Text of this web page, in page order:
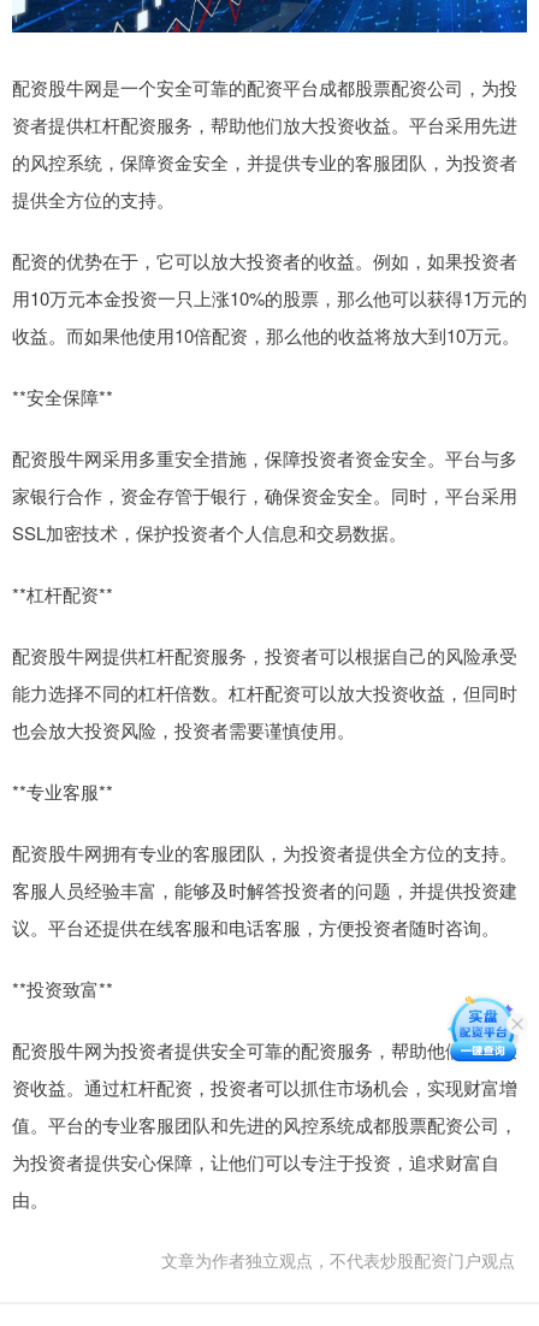
配资股牛网是一个安全可靠的配资平台成都股票配资公司，为投
资者提供杠杆配资服务，帮助他们放大投资收益。平台采用先进
的风控系统，保障资金安全，并提供专业的客服团队，为投资者
提供全方位的支持。
配资的优势在于，它可以放大投资者的收益。例如，如果投资者
用10万元本金投资一只上涨10%的股票，那么他可以获得1万元的
收益。而如果他使用10倍配资，那么他的收益将放大到10万元。
**安全保障**
配资股牛网采用多重安全措施，保障投资者资金安全。平台与多
家银行合作，资金存管于银行，确保资金安全。同时，平台采用
SSL加密技术，保护投资者个人信息和交易数据。
**杠杆配资**
配资股牛网提供杠杆配资服务，投资者可以根据自己的风险承受
能力选择不同的杠杆倍数。杠杆配资可以放大投资收益，但同时
也会放大投资风险，投资者需要谨慎使用。
**专业客服**
配资股牛网拥有专业的客服团队，为投资者提供全方位的支持。
客服人员经验丰富，能够及时解答投资者的问题，并提供投资建
议。平台还提供在线客服和电话客服，方便投资者随时咨询。
**投资致富**
配资股牛网为投资者提供安全可靠的配资服务，帮助他们放大投
资收益。通过杠杆配资，投资者可以抓住市场机会，实现财富增
值。平台的专业客服团队和先进的风控系统成都股票配资公司，
为投资者提供安心保障，让他们可以专注于投资，追求财富自
由。
文章为作者独立观点，不代表炒股配资门户观点